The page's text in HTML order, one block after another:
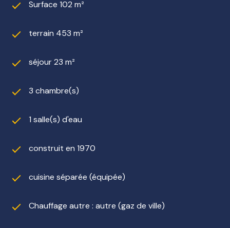
Surface 102 m²
terrain 453 m²
séjour 23 m²
3 chambre(s)
1 salle(s) d'eau
construit en 1970
cuisine séparée (équipée)
Chauffage autre : autre (gaz de ville)